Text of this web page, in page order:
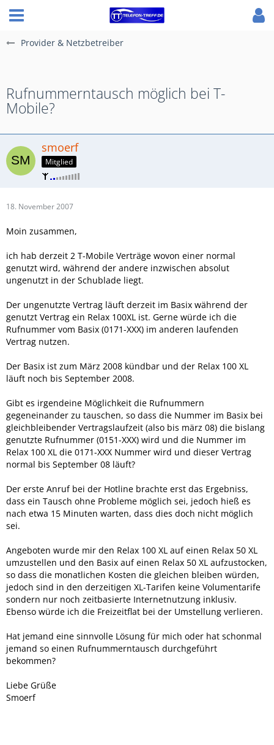
Provider & Netzbetreiber
Rufnummerntausch möglich bei T-
Mobile?
smoerf
Mitglied
18. November 2007
Moin zusammen,
ich hab derzeit 2 T-Mobile Verträge wovon einer normal
genutzt wird, während der andere inzwischen absolut
ungenutzt in der Schublade liegt.
Der ungenutzte Vertrag läuft derzeit im Basix während der
genutzt Vertrag ein Relax 100XL ist. Gerne würde ich die
Rufnummer vom Basix (0171-XXX) im anderen laufenden
Vertrag nutzen.
Der Basix ist zum März 2008 kündbar und der Relax 100 XL
läuft noch bis September 2008.
Gibt es irgendeine Möglichkeit die Rufnummern
gegeneinander zu tauschen, so dass die Nummer im Basix bei
gleichbleibender Vertragslaufzeit (also bis märz 08) die bislang
genutzte Rufnummer (0151-XXX) wird und die Nummer im
Relax 100 XL die 0171-XXX Nummer wird und dieser Vertrag
normal bis September 08 läuft?
Der erste Anruf bei der Hotline brachte erst das Ergebniss,
dass ein Tausch ohne Probleme möglich sei, jedoch hieß es
nach etwa 15 Minuten warten, dass dies doch nicht möglich
sei.
Angeboten wurde mir den Relax 100 XL auf einen Relax 50 XL
umzustellen und den Basix auf einen Relax 50 XL aufzustocken,
so dass die monatlichen Kosten die gleichen bleiben würden,
jedoch sind in den derzeitigen XL-Tarifen keine Volumentarife
sondern nur noch zeitbasierte Internetnutzung inklusiv.
Ebenso würde ich die Freizeitflat bei der Umstellung verlieren.
Hat jemand eine sinnvolle Lösung für mich oder hat schonmal
jemand so einen Rufnummerntausch durchgeführt
bekommen?
Liebe Grüße
Smoerf